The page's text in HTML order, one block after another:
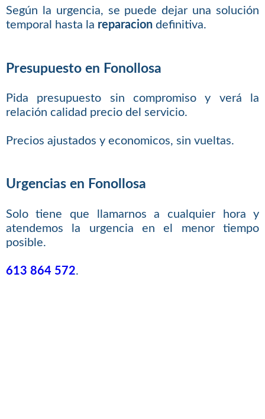
Según la urgencia, se puede dejar una solución
temporal hasta la reparaciondefinitiva.
Presupuesto en Fonollosa
Pida presupuesto sin compromiso y verá la
relación calidad precio del servicio.
Precios ajustados y economicos, sin vueltas.
Urgencias en Fonollosa
Solo tiene que llamarnos a cualquier hora y
atendemos la urgencia en el menor tiempo
posible.
613 864 572.